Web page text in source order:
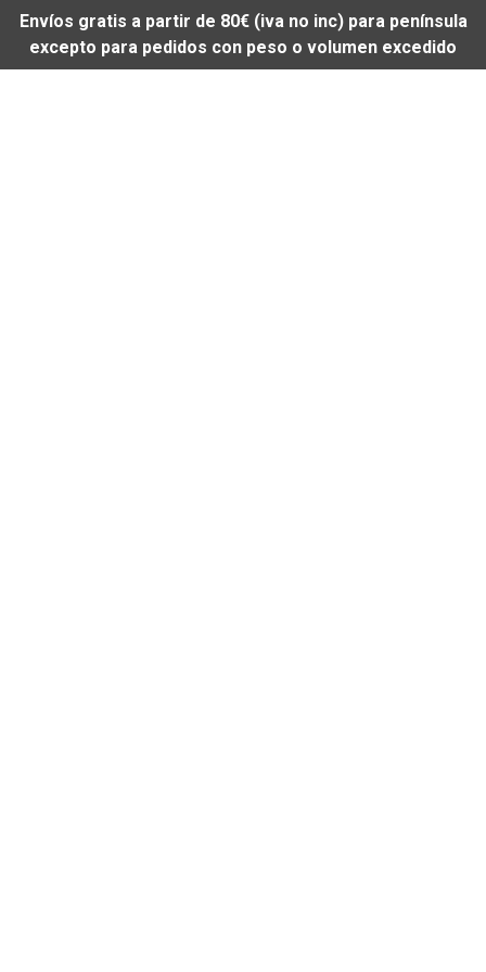
Envíos gratis a partir de 80€ (iva no inc) para península
excepto para pedidos con peso o volumen excedido